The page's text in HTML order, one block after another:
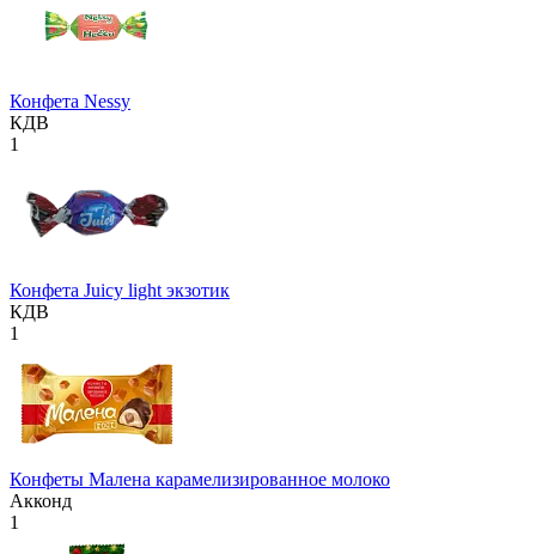
Конфета Nessy
КДВ
1
Конфета Juicy light экзотик
КДВ
1
Конфеты Малена карамелизированное молоко
Акконд
1